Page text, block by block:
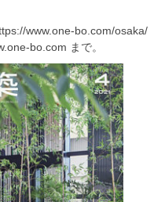
www.one-bo.com/osaka/
bo.com まで。